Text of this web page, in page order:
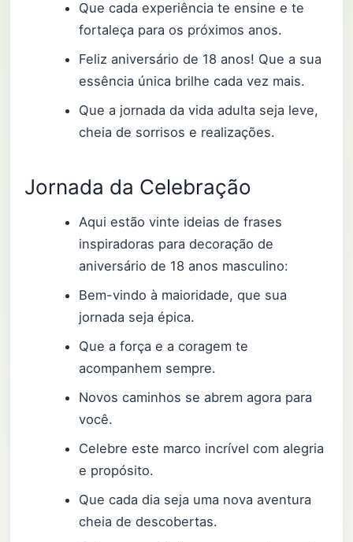
Que cada experiência te ensine e te
fortaleça para os próximos anos.
Feliz aniversário de 18 anos! Que a sua
essência única brilhe cada vez mais.
Que a jornada da vida adulta seja leve,
cheia de sorrisos e realizações.
Jornada da Celebração
Aqui estão vinte ideias de frases
inspiradoras para decoração de
aniversário de 18 anos masculino:
Bem-vindo à maioridade, que sua
jornada seja épica.
Que a força e a coragem te
acompanhem sempre.
Novos caminhos se abrem agora para
você.
Celebre este marco incrível com alegria
e propósito.
Que cada dia seja uma nova aventura
cheia de descobertas.